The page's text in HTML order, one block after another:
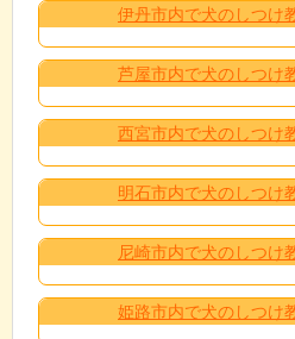
伊丹市内で犬のしつけ
芦屋市内で犬のしつけ
西宮市内で犬のしつけ
明石市内で犬のしつけ
尼崎市内で犬のしつけ
姫路市内で犬のしつけ